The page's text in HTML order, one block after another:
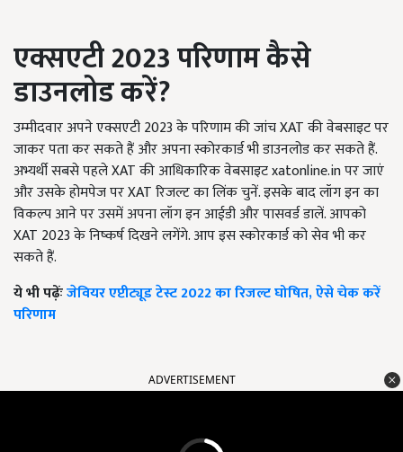
एक्सएटी 2023 परिणाम कैसे
डाउनलोड करें?
उम्मीदवार अपने एक्सएटी 2023 के परिणाम की जांच XAT की वेबसाइट पर
जाकर पता कर सकते हैं और अपना स्कोरकार्ड भी डाउनलोड कर सकते हैं.
अभ्यर्थी सबसे पहलेXAT की आधिकारिक वेबसाइट xatonline.in पर जाएं
और उसके होमपेज पर XAT रिजल्ट का लिंक चुनें. इसके बाद लॉग इन का
विकल्प आने पर उसमें अपना लॉग इन आईडी और पासवर्ड डालें. आपको
XAT 2023 के निष्कर्ष दिखने लगेंगे. आप इस स्कोरकार्ड को सेव भी कर
सकते हैं.
ये भी पढ़ेंःजेवियर एप्टीट्यूड टेस्ट 2022 का रिजल्ट घोषित, ऐसे चेक करें
परिणाम
ADVERTISEMENT